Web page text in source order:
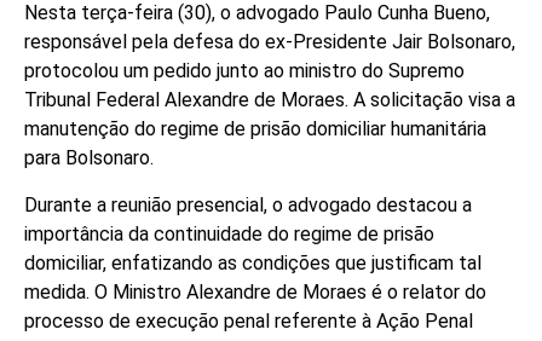
Nesta terça-feira (30), o advogado Paulo Cunha Bueno,
responsável pela defesa do ex-Presidente Jair Bolsonaro,
protocolou um pedido junto ao ministro do Supremo
Tribunal Federal Alexandre de Moraes. A solicitação visa a
manutenção do regime de prisão domiciliar humanitária
para Bolsonaro.
Durante a reunião presencial, o advogado destacou a
importância da continuidade do regime de prisão
domiciliar, enfatizando as condições que justificam tal
medida. O Ministro Alexandre de Moraes é o relator do
processo de execução penal referente à Ação Penal